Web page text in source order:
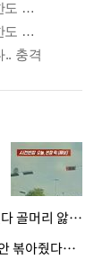
· "AI가 치매래요"…'AI 의사' 믿었다 골머리 앓는 美 의료계 '경고'
· "볶아달라니까!"…셀프 볶음밥 안 볶아줬다고 사장 폭행한 손님